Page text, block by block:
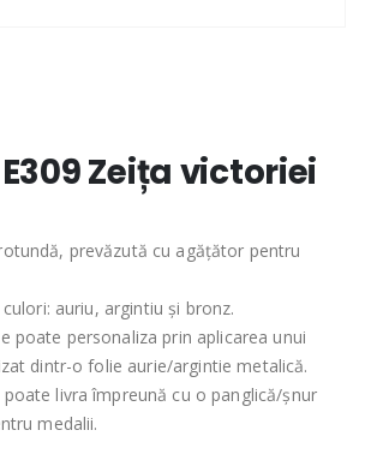
Zeița victoriei
prevăzută cu agățător pentru
auriu, argintiu și bronz.
poate personaliza prin aplicarea unui
dintr-o folie aurie/argintie metalică.
livra împreună cu o panglică/șnur
medalii.